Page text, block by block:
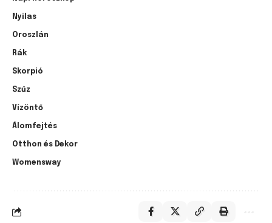
Nyilas
Oroszlán
Rák
Skorpió
Szűz
Vízöntő
Álomfejtés
Otthon és Dekor
Womensway